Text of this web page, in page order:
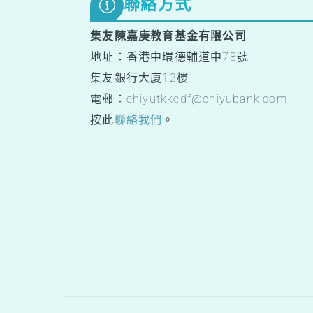
集友陳嘉庚教育基金有限公司
地址：香港中環德輔道中78號
集友銀行大廈12樓
電郵：chiyutkkedf@chiyubank.com
按此聯絡我們 。